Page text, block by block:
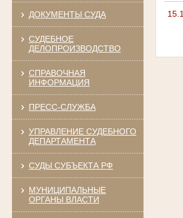
ДОКУМЕНТЫ СУДА
СУДЕБНОЕ
ДЕЛОПРОИЗВОДСТВО
СПРАВОЧНАЯ
ИНФОРМАЦИЯ
ПРЕСС-СЛУЖБА
УПРАВЛЕНИЕ СУДЕБНОГО
ДЕПАРТАМЕНТА
СУДЫ СУБЪЕКТА РФ
МУНИЦИПАЛЬНЫЕ
ОРГАНЫ ВЛАСТИ